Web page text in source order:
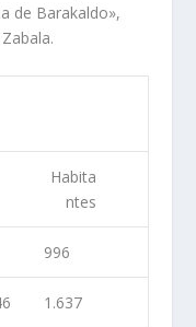
de Barakaldo»,
Habita
ntes
996
1.637